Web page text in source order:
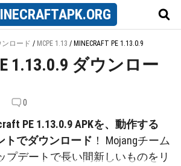
APK.ORG
ンロード / MCPE 1.13 / MINECRAFT PE 1.13.0.9
1.13.0.9 ダウンロー
0
PE 1.13.0.9 APKを、動作する
トでダウンロード ！ Mojangチーム
プデートで長い間新しいものをリ